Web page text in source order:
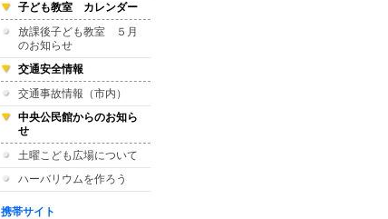
子ども教室 カレンダー
放課後子ども教室 ５月
のお知らせ
交通安全情報
交通事故情報（市内）
中央公民館からのお知ら
せ
土曜こども広場について
ハーバリウムを作ろう
携帯サイト